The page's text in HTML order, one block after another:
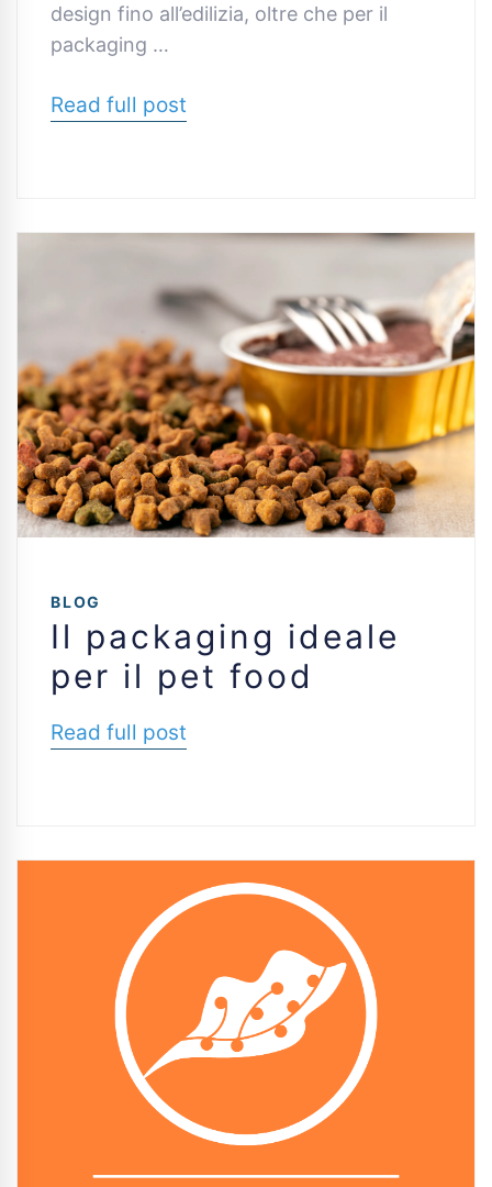
design fino all’edilizia, oltre che per il
packaging …
Read full post
BLOG
Il packaging ideale
per il pet food
Read full post